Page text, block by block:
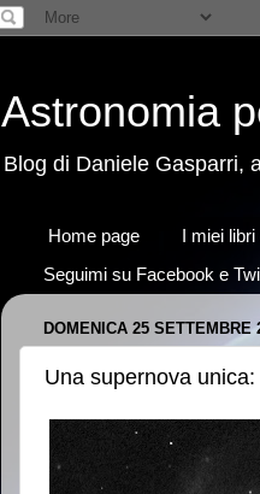
Astronomia
Blog di Daniele Gasparri,
Home page I miei
Seguimi su Facebook e
DOMENICA 25 SETTEMBRE
Una supernova